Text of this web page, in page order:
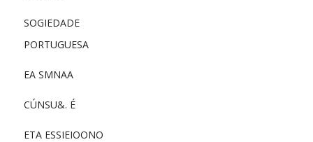
SOGIEDADE
PORTUGUESA
EA SMNAA
CÚNSU&. É
ETA ESSIEIOONO